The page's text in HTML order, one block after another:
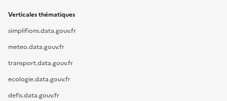
Verticales thématiques
simplifions.data.gouv.fr
meteo.data.gouv.fr
transport.data.gouv.fr
ecologie.data.gouv.fr
defis.data.gouv.fr